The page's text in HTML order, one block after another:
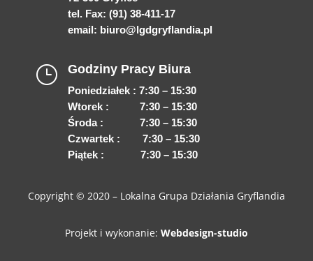
tel. Fax: (91) 38-411-17
email: biuro@lgdgryflandia.pl
} Godziny Pracy Biura
Poniedziałek : 7:30 – 15:30
Wtorek : 7:30 – 15:30
Środa : 7:30 – 15:30
Czwartek : 7:30 – 15:30
Piątek : 7:30 – 15:30
Copyright © 2020 – Lokalna Grupa Działania Gryflandia
Projekt i wykonanie: Webdesign-studio